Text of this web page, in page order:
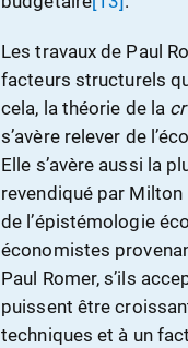
Les travaux de Paul
facteurs structurels
cela, la théorie de la
s’avère relever de
Elle s’avère aussi la
revendiqué par Milton
de l’épistémologie
économistes
Paul Romer, s’ils
puissent être
techniques et à un